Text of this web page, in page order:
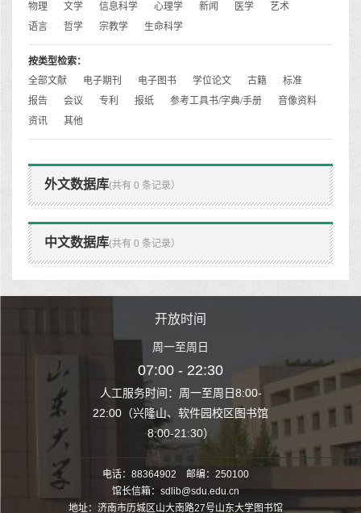
物理
文学 信息科学 心理学 新闻 医学
艺术
语言
哲学 宗教学 生命科学
按类型检索：
全部文献
电子期刊 电子图书 学位论文 古籍
标准
报告
会议 专利 报纸 参考工具书/字典/手册
音像资料
资讯
其他
外文数据库(共有 0 条记录）
中文数据库(共有 0 条记录）
至周日8:00-
园校区图书馆
开放时间
周一至周日
07:00 - 22:30
人工服务时间：周一至周日8:00-
22:00（兴隆山、软件园校区图书馆
8:00-21:30）
人工服务时间
22:00（兴隆山
电话：88364902 邮编：250100
馆长信箱：sdlib@sdu.edu.cn
地址：济南市历城区山大南路27号山东大学图书馆